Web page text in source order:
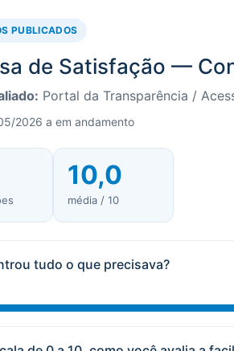
PUBLICADOS
de Satisfação —
Portal da Transparência /
2026 a em andamento
10,0
média / 10
tudo o que precisava?